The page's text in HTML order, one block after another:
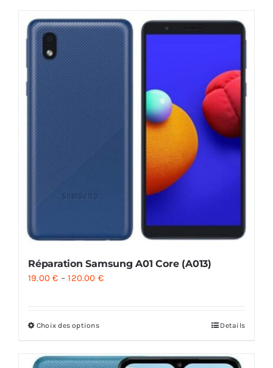
Réparation Samsung A01 Core (A013)
19.00€ –120.00 €
Choix des options Details